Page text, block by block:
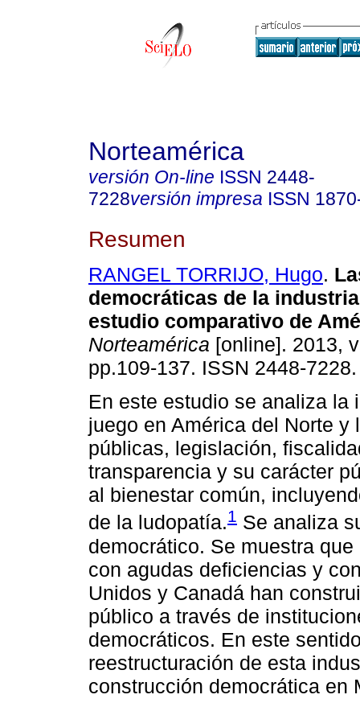
Norteamérica
versión On-line ISSN 2448-
7228versión impresa ISSN
Resumen
RANGEL TORRIJO, Hugo.
democráticas de la
estudio comparativo de
Norteamérica [online]. 2013,
pp.109-137. ISSN 2448-7228.
En este estudio se analiza la
juego en América del Norte y
públicas, legislación,
transparencia y su carácter
al bienestar común,
de la ludopatía.1 Se analiza
democrático. Se muestra
con agudas deficiencias y
Unidos y Canadá han
público a través de
democráticos. En este
reestructuración de esta
construcción democrática en